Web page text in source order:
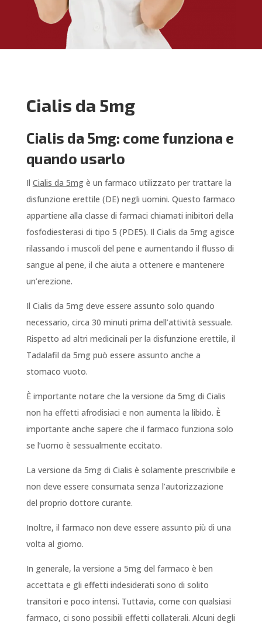
Cialis da 5mg
Cialis da 5mg: come funziona e
quando usarlo
Il Cialis da 5mgè un farmaco utilizzato per trattare la
disfunzione erettile (DE) negli uomini. Questo farmaco
appartiene alla classe di farmaci chiamati inibitori della
fosfodiesterasi di tipo 5 (PDE5). Il Cialis da 5mg agisce
rilassando i muscoli del pene e aumentando il flusso di
sangue al pene, il che aiuta a ottenere e mantenere
un’erezione.
Il Cialis da 5mg deve essere assunto solo quando
necessario, circa 30 minuti prima dell’attività sessuale.
Rispetto ad altri medicinali per la disfunzione erettile, il
Tadalafil da 5mg può essere assunto anche a
stomaco vuoto.
È importante notare che la versione da 5mg di Cialis
non ha effetti afrodisiaci e non aumenta la libido. È
importante anche sapere che il farmaco funziona solo
se l’uomo è sessualmente eccitato.
La versione da 5mg di Cialis è solamente prescrivibile e
non deve essere consumata senza l’autorizzazione
del proprio dottore curante.
Inoltre, il farmaco non deve essere assunto più di una
volta al giorno.
In generale, la versione a 5mg del farmaco è ben
accettata e gli effetti indesiderati sono di solito
transitori e poco intensi. Tuttavia, come con qualsiasi
farmaco, ci sono possibili effetti collaterali. Alcuni degli